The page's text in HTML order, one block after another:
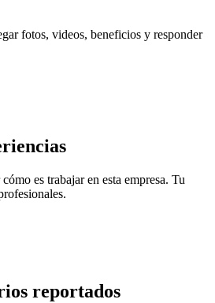
fotos, videos, beneficios y responder
es trabajar en esta empresa. Tu
reportados